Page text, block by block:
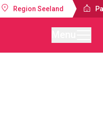
Region Seeland